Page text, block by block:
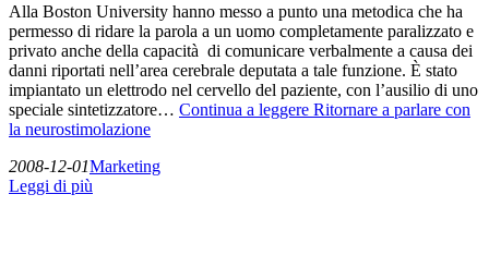
Alla Boston University hanno messo a punto una metodica che ha
permesso di ridare la parola a un uomo completamente paralizzato e
privato anche della capacità di comunicare verbalmente a causa dei
danni riportati nell’area cerebrale deputata a tale funzione. È stato
impiantato un elettrodo nel cervello del paziente, con l’ausilio di uno
speciale sintetizzatore… Continua a leggere Ritornare a parlare con
la neurostimolazione
2008-12-01Marketing
Leggi di più